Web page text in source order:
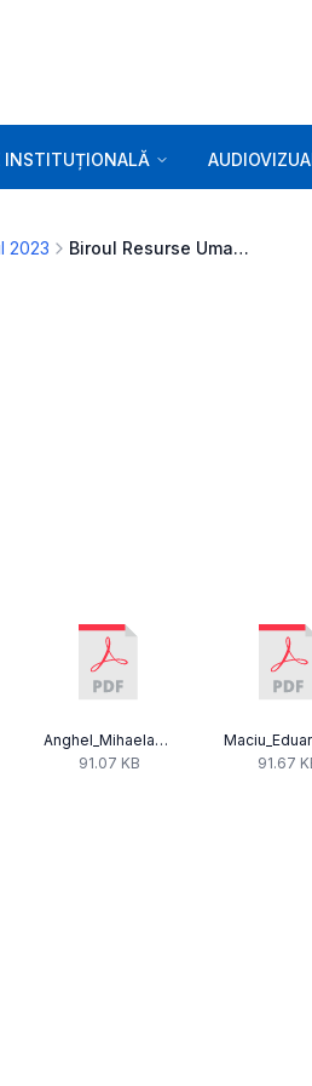
INSTITUȚIONALĂ
2023 Biroul Resurse Umane
Anghel_Mihaela-4.pdf
91.07 KB
91.67